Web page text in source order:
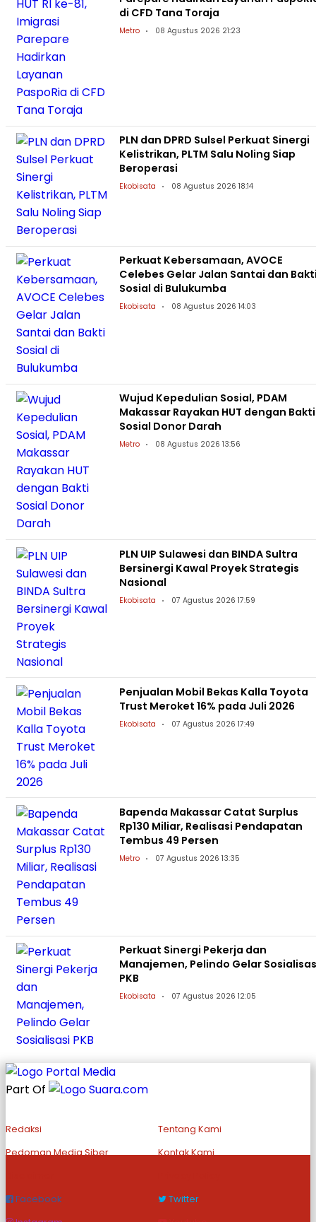
di CFD Tana Toraja
Metro 08 Agustus 2026 21:23
PLN dan DPRD Sulsel Perkuat Sinergi
Kelistrikan, PLTM Salu Noling Siap
Beroperasi
Ekobisata 08 Agustus 2026 18:14
Perkuat Kebersamaan, AVOCE
Celebes Gelar Jalan Santai dan
Sosial di Bulukumba
Ekobisata 08 Agustus 2026 14:03
Wujud Kepedulian Sosial, PDAM
Makassar Rayakan HUT dengan Bakti
Sosial Donor Darah
Metro 08 Agustus 2026 13:56
PLN UIP Sulawesi dan BINDA Sultra
Bersinergi Kawal Proyek Strategis
Nasional
Ekobisata 07 Agustus 2026 17:59
Penjualan Mobil Bekas Kalla Toyota
Trust Meroket 16% pada Juli 2026
Ekobisata 07 Agustus 2026 17:49
Bapenda Makassar Catat Surplus
Rp130 Miliar, Realisasi Pendapatan
Tembus 49 Persen
Metro 07 Agustus 2026 13:35
Perkuat Sinergi Pekerja dan
Manajemen, Pelindo Gelar
PKB
Ekobisata 07 Agustus 2026 12:05
Part Of
Redaksi
Tentang Kami
Pedoman Media Siber
Kontak Kami
Facebook
Twitter